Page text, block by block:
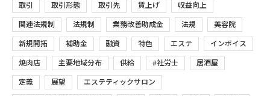
取引 取引形態 取引先 賃上げ 収益向上
関連法規制 法規制 業務改善助成金 法規 美容院
新規開拓 補助金 融資 特色 エステ インボイス
焼肉店 主要地域分布 供給 #社労士 居酒屋
定義 展望 エステティックサロン